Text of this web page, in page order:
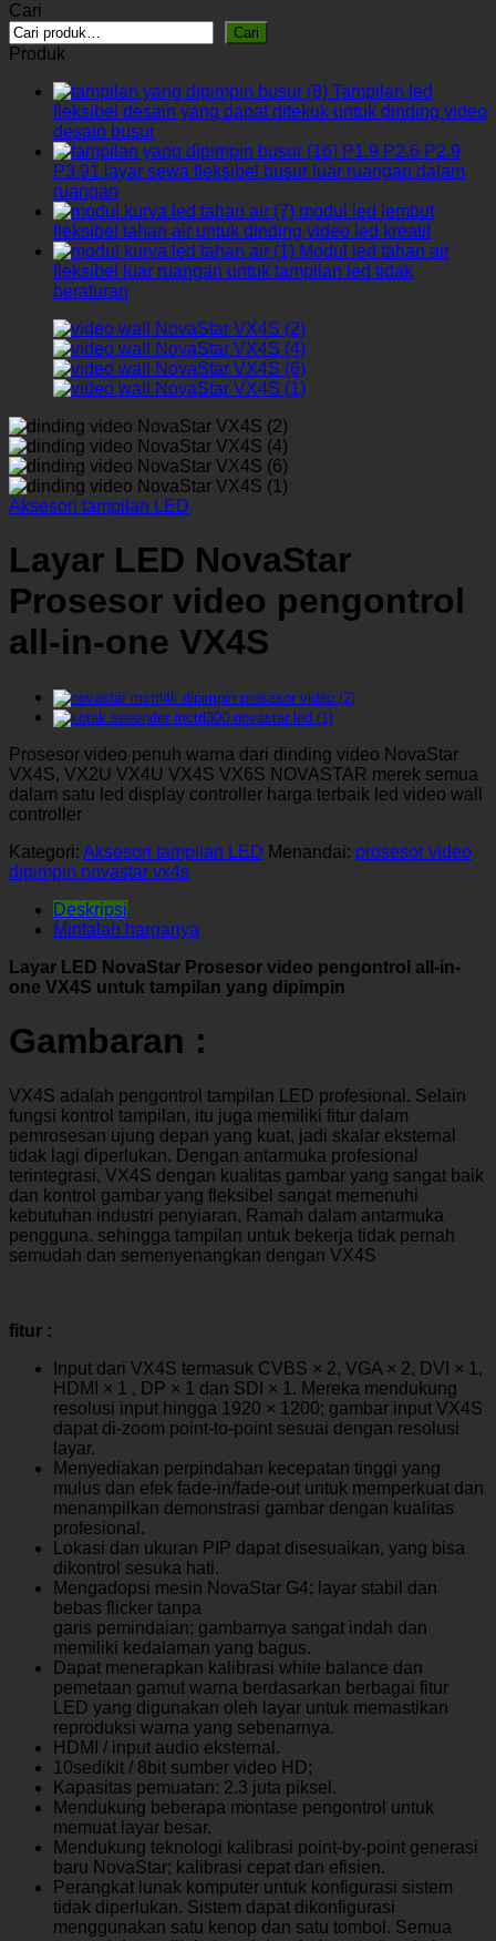
Cari
Cari
Produk
Tampilan led
fleksibel desain yang dapat ditekuk untuk dinding video
desain busur
P1.9 P2.6 P2.9
P3.91 layar sewa fleksibel busur luar ruangan dalam
ruangan
modul led lembut
fleksibel tahan air untuk dinding video led kreatif
Modul led tahan air
fleksibel luar ruangan untuk tampilan led tidak
beraturan
Aksesori tampilan LED
Layar LED NovaStar
Prosesor video pengontrol
all-in-one VX4S
Prosesor video penuh warna dari dinding video NovaStar
VX4S, VX2U VX4U VX4S VX6S NOVASTAR merek semua
dalam satu led display controller harga terbaik led video wall
controller
Kategori: Aksesori tampilan LED Menandai: prosesor video
dipimpin novastar vx4s
Deskripsi
Mintalah harganya
Layar LED NovaStar Prosesor video pengontrol all-in-
one VX4S untuk tampilan yang dipimpin
Gambaran :
VX4S adalah pengontrol tampilan LED profesional. Selain
fungsi kontrol tampilan, itu juga memiliki fitur dalam
pemrosesan ujung depan yang kuat, jadi skalar eksternal
tidak lagi diperlukan. Dengan antarmuka profesional
terintegrasi, VX4S dengan kualitas gambar yang sangat baik
dan kontrol gambar yang fleksibel sangat memenuhi
kebutuhan industri penyiaran, Ramah dalam antarmuka
pengguna. sehingga tampilan untuk bekerja tidak pernah
semudah dan semenyenangkan dengan VX4S
fitur :
Input dari VX4S termasuk CVBS × 2, VGA × 2, DVI × 1,
HDMI × 1 , DP × 1 dan SDI × 1. Mereka mendukung
resolusi input hingga 1920 × 1200; gambar input VX4S
dapat di-zoom point-to-point sesuai dengan resolusi
layar.
Menyediakan perpindahan kecepatan tinggi yang
mulus dan efek fade-in/fade-out untuk memperkuat dan
menampilkan demonstrasi gambar dengan kualitas
profesional.
Lokasi dan ukuran PIP dapat disesuaikan, yang bisa
dikontrol sesuka hati.
Mengadopsi mesin NovaStar G4; layar stabil dan
bebas flicker tanpa
garis pemindaian; gambarnya sangat indah dan
memiliki kedalaman yang bagus.
Dapat menerapkan kalibrasi white balance dan
pemetaan gamut warna berdasarkan berbagai fitur
LED yang digunakan oleh layar untuk memastikan
reproduksi warna yang sebenarnya.
HDMI / input audio eksternal.
10sedikit / 8bit sumber video HD;
Kapasitas pemuatan: 2.3 juta piksel.
Mendukung beberapa montase pengontrol untuk
memuat layar besar.
Mendukung teknologi kalibrasi point-by-point generasi
baru NovaStar; kalibrasi cepat dan efisien.
Perangkat lunak komputer untuk konfigurasi sistem
tidak diperlukan. Sistem dapat dikonfigurasi
menggunakan satu kenop dan satu tombol. Semua